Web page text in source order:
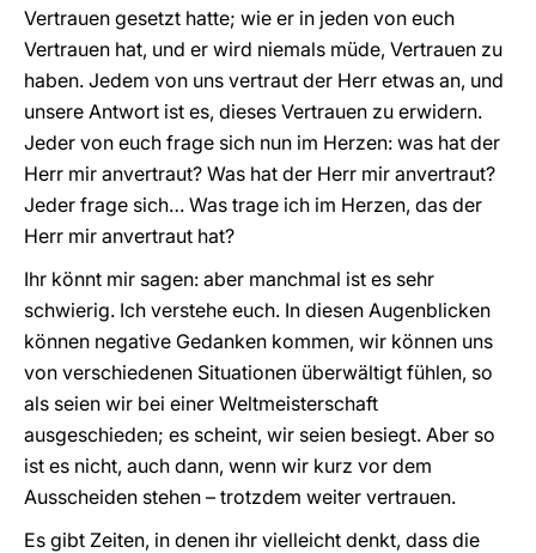
Vertrauen gesetzt hatte; wie er in jeden von euch
Vertrauen hat, und er wird niemals müde, Vertrauen zu
haben. Jedem von uns vertraut der Herr etwas an, und
unsere Antwort ist es, dieses Vertrauen zu erwidern.
Jeder von euch frage sich nun im Herzen: was hat der
Herr mir anvertraut? Was hat der Herr mir anvertraut?
Jeder frage sich… Was trage ich im Herzen, das der
Herr mir anvertraut hat?
Ihr könnt mir sagen: aber manchmal ist es sehr
schwierig. Ich verstehe euch. In diesen Augenblicken
können negative Gedanken kommen, wir können uns
von verschiedenen Situationen überwältigt fühlen, so
als seien wir bei einer Weltmeisterschaft
ausgeschieden; es scheint, wir seien besiegt. Aber so
ist es nicht, auch dann, wenn wir kurz vor dem
Ausscheiden stehen – trotzdem weiter vertrauen.
Es gibt Zeiten, in denen ihr vielleicht denkt, dass die